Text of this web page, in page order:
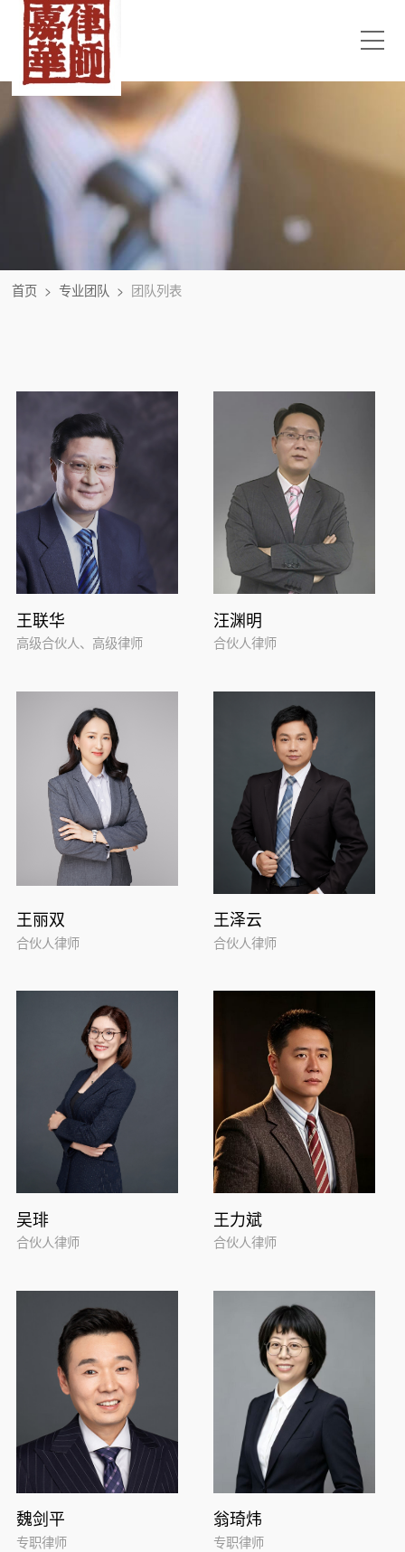
首页 > 专业团队 > 团队列表
王联华
高级合伙人、高级律师
汪渊明
合伙人律师
王丽双
合伙人律师
王泽云
合伙人律师
吴琲
合伙人律师
王力斌
合伙人律师
魏剑平
专职律师
翁琦炜
专职律师